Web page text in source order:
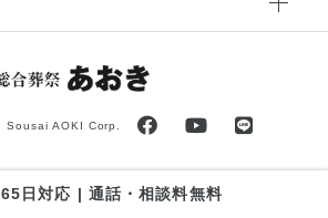
AOKI Corp.
日対応 | 通話・相談料無料